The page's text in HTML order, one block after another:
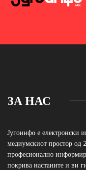
ЗА НАС
Југоинфо е електронски
медиумскиот простор од
професионално
покрива настаните и ви